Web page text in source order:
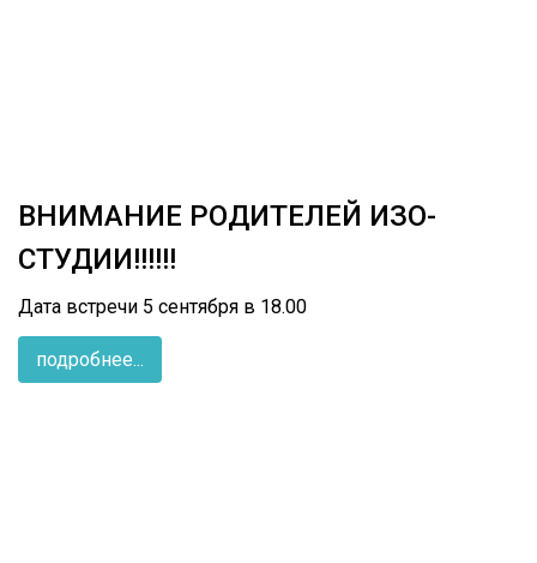
ВНИМАНИЕ РОДИТЕЛЕЙ ИЗО-
СТУДИИ!!!!!!
Дата встречи 5 сентября в 18.00
подробнее...